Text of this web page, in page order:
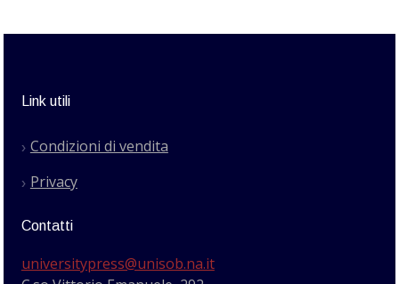
Link utili
Condizioni di vendita
Privacy
Contatti
universitypress@unisob.na.it